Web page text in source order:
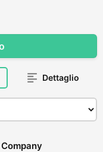
Dettaglio
Company